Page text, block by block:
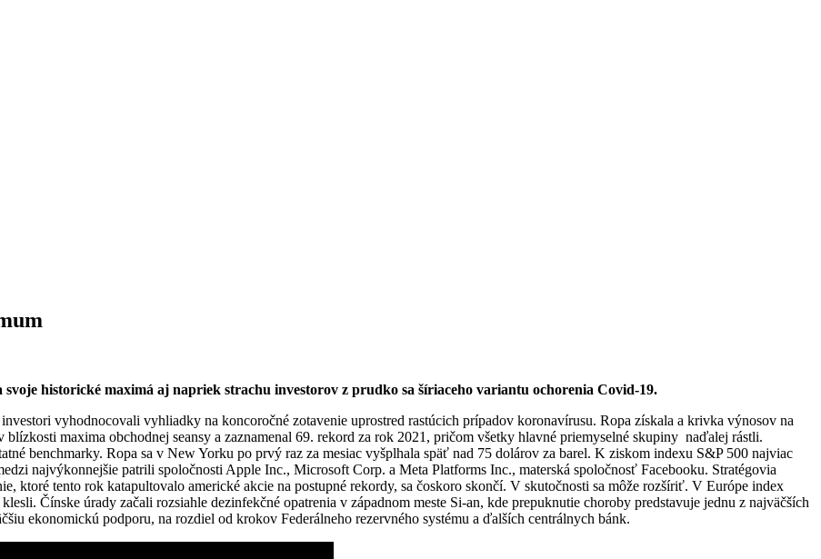
historické maximá aj napriek strachu investorov z prudko sa šíriaceho variantu ochorenia Covid-19.
vyhodnocovali vyhliadky na koncoročné zotavenie uprostred rastúcich prípadov koronavírusu. Ropa získala a krivka výnosov na
maxima obchodnej seansy a zaznamenal 69. rekord za rok 2021, pričom všetky hlavné priemyselné skupiny naďalej rástli.
benchmarky. Ropa sa v New Yorku po prvý raz za mesiac vyšplhala späť nad 75 dolárov za barel. K ziskom indexu S&P 500 najviac
najvýkonnejšie patrili spoločnosti Apple Inc., Microsoft Corp. a Meta Platforms Inc., materská spoločnosť Facebooku. Stratégovia
ktoré tento rok katapultovalo americké akcie na postupné rekordy, sa čoskoro skončí. V skutočnosti sa môže rozšíriť. V Európe index
Čínske úrady začali rozsiahle dezinfekčné opatrenia v západnom meste Si-an, kde prepuknutie choroby predstavuje jednu z najväčších
ekonomickú podporu, na rozdiel od krokov Federálneho rezervného systému a ďalších centrálnych bánk.